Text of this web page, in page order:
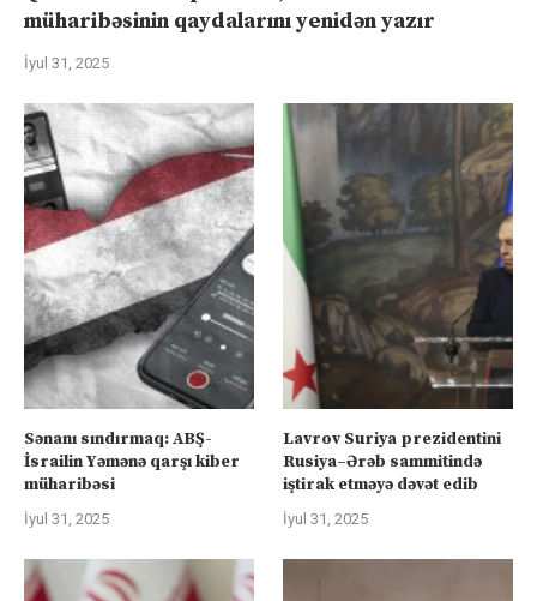
müharibəsinin qaydalarını yenidən yazır
İyul 31, 2025
Sənanı sındırmaq: ABŞ-
İsrailin Yəmənə qarşı kiber
müharibəsi
İyul 31, 2025
Lavrov Suriya prezidentini
Rusiya–Ərəb sammitində
iştirak etməyə dəvət edib
İyul 31, 2025